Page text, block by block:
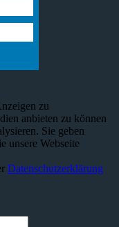
zu
anbieten zu können
Sie geben
unsere Webseite
Datenschutzerklärung